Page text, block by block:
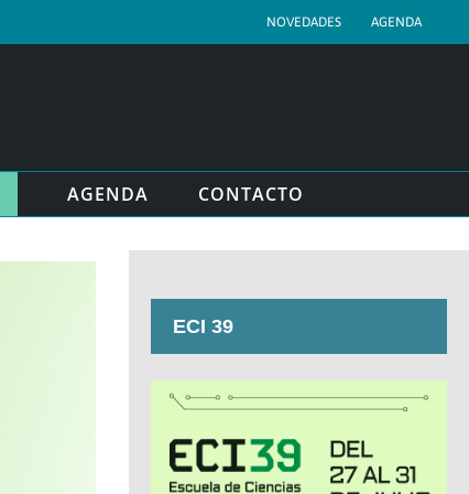
NOVEDADES AGENDA
AGENDA CONTACTO
ECI 39